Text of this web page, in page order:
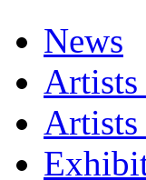
News
Artists
Artists